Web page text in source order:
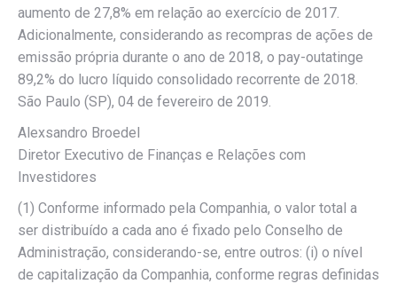
aumento de 27,8% em relação ao exercício de 2017.
Adicionalmente, considerando as recompras de ações de
emissão própria durante o ano de 2018, o pay-outatinge
89,2% do lucro líquido consolidado recorrente de 2018.
São Paulo (SP), 04 de fevereiro de 2019.
Alexsandro Broedel
Diretor Executivo de Finanças e Relações com
Investidores
(1) Conforme informado pela Companhia, o valor total a
ser distribuído a cada ano é fixado pelo Conselho de
Administração, considerando-se, entre outros: (i) o nível
de capitalização da Companhia, conforme regras definidas